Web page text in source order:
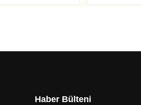
Haber Bülteni